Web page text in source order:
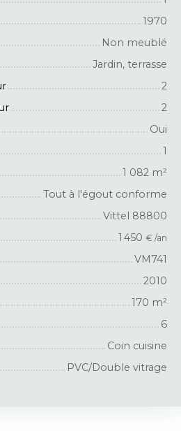
1970
Non meublé
Jardin, terrasse
2
2
Oui
1
1 082 m²
Tout à l'égout conforme
Vittel 88800
1 450 € /an
VM741
2010
170 m²
6
Coin cuisine
PVC/Double vitrage